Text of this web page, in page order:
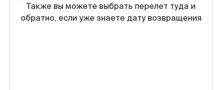
Также вы можете выбрать перелет туда и
обратно, если уже знаете дату возвращения